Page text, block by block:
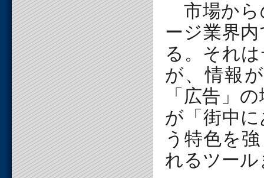
市場から
ージ業界
る。それ
が、情報
「広告」
が「街中
う特色を
れるツー